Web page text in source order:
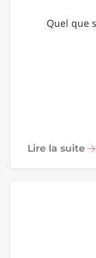
Quel que
Lire la suite